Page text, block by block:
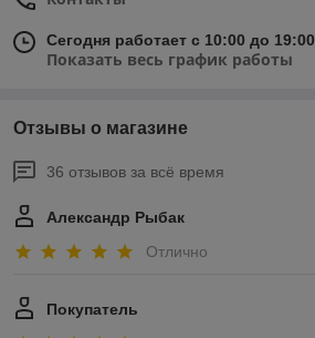
Сегодня работает с 10:00 до 19:00
Показать весь график работы
Отзывы о магазине
36 отзывов за всё время
Александр Рыбак
Отлично
Покупатель